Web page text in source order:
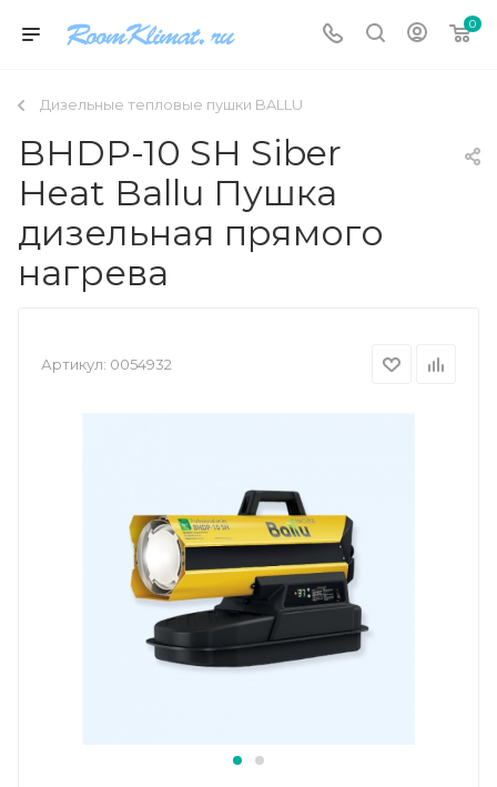
0
Дизельные тепловые пушки BALLU
BHDP-10 SH Siber
Heat Ballu Пушка
дизельная прямого
нагрева
Артикул: 0054932